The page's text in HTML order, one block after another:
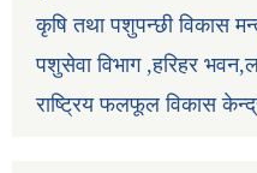
कृषि तथा पशुपन्छी विकास
पशुसेवा विभाग ,हरिहर
राष्ट्रिय फलफूल विकास